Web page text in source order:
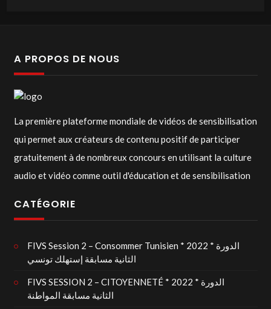
A PROPOS DE NOUS
La première plateforme mondiale de vidéos de sensibilisation
qui permet aux créateurs de contenu positif de participer
gratuitement à de nombreux concours en utilisant la culture
audio et vidéo comme outil d'éducation et de sensibilisation
CATÉGORIE
FIVS Session 2 – Consommer Tunisien * 2022 * الدورة
الثانية مسابقة إستهلك تونسي
FIVS SESSION 2 – CITOYENNETÉ * 2022 * الدورة
الثانية مسابقة المواطنة